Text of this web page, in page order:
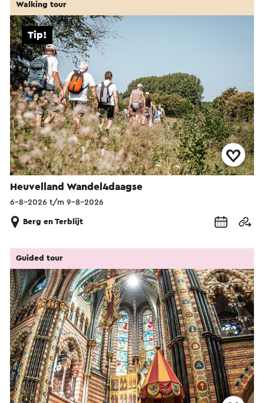
Heuvelland Wandel4daagse
Tip!
Walking tour
6-8-2026 t/m 9-8-2026
Berg en Terblijt
Guided tour